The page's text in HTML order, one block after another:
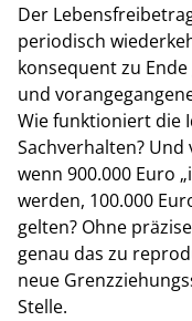
Der
periodisch
konsequent zu
und
Wie funktioniert die
Sachverhalten? Und
wenn 900.000 Euro
werden, 100.000
gelten? Ohne
genau das zu
neue
Stelle.